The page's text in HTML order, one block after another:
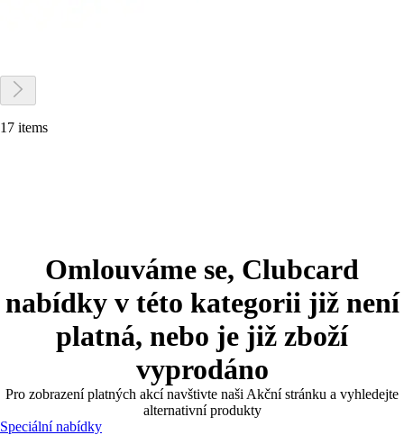
17 items
Omlouváme se, Clubcard
nabídky v této kategorii již není
platná, nebo je již zboží
vyprodáno
Pro zobrazení platných akcí navštivte naši Akční stránku a vyhledejte
alternativní produkty
Speciální nabídky